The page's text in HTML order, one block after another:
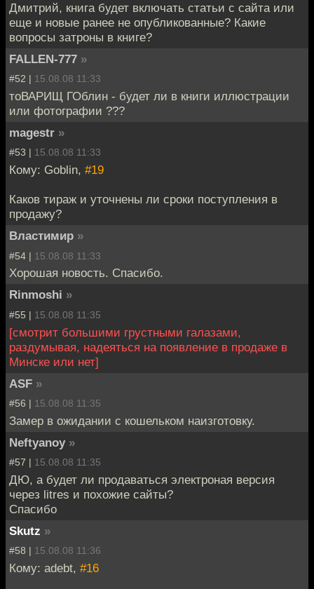
Дмитрий, книга будет включать статьи с сайта или
еще и новые ранее не опубликованные? Какие
вопросы затроны в книге?
FALLEN-777 »
#52 | 15.08.08 11:33
тоВАРИЩ ГОблин - будет ли в книги иллюстрации
или фотографии ???
magestr »
#53 | 15.08.08 11:33
Кому: Goblin, #19
Каков тираж и уточнены ли сроки поступления в
продажу?
Властимир »
#54 | 15.08.08 11:33
Хорошая новость. Спасибо.
Rinmoshi »
#55 | 15.08.08 11:35
[смотрит большими грустными галазами,
раздумывая, надеяться на появление в продаже в
Минске или нет]
ASF »
#56 | 15.08.08 11:35
Замер в ожидании с кошельком наизготовку.
Neftyanoy »
#57 | 15.08.08 11:35
ДЮ, а будет ли продаваться электроная версия
через litres и похожие сайты?
Спасибо
Skutz »
#58 | 15.08.08 11:36
Кому: adebt, #16